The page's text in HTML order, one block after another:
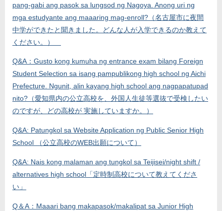
pang-gabi ang pasok sa lungsod ng Nagoya. Anong uri ng
mga estudyante ang maaaring mag-enroll?（名古屋市に夜間
中学ができたと聞きました。どんな人が入学できるのか教えて
ください。）
Q&A：Gusto kong kumuha ng entrance exam bilang Foreign
Student Selection sa isang pampublikong high school ng Aichi
Prefecture. Ngunit, alin kayang high school ang nagpapatupad
nito?（愛知県内の公立高校を、外国人生徒等選抜で受検したい
のですが、どの高校が 実施していますか。）
Q&A: Patungkol sa Website Application ng Public Senior High
School （公立高校のWEB出願について）
Q&A: Nais kong malaman ang tungkol sa Teijisei/night shift /
alternatives high school「定時制高校について教えてくださ
い」
Q＆A：Maaari bang makapasok/makalipat sa Junior High